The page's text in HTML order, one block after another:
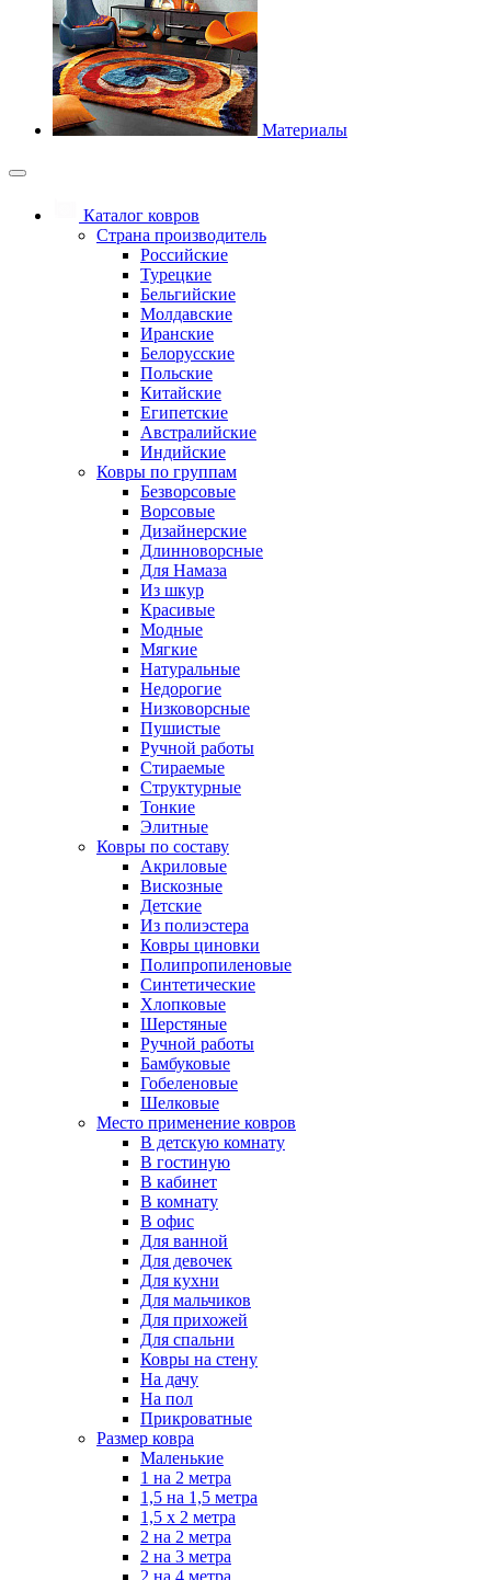
Материалы
Каталог ковров
Страна производитель
Российские
Турецкие
Бельгийские
Молдавские
Иранские
Белорусские
Польские
Китайские
Египетские
Австралийские
Индийские
Ковры по группам
Безворсовые
Ворсовые
Дизайнерские
Длинноворсные
Для Намаза
Из шкур
Красивые
Модные
Мягкие
Натуральные
Недорогие
Низковорсные
Пушистые
Ручной работы
Стираемые
Структурные
Тонкие
Элитные
Ковры по составу
Акриловые
Вискозные
Детские
Из полиэстера
Ковры циновки
Полипропиленовые
Синтетические
Хлопковые
Шерстяные
Ручной работы
Бамбуковые
Гобеленовые
Шелковые
Место применение ковров
В детскую комнату
В гостиную
В кабинет
В комнату
В офис
Для ванной
Для девочек
Для кухни
Для мальчиков
Для прихожей
Для спальни
Ковры на стену
На дачу
На пол
Прикроватные
Размер ковра
Маленькие
1 на 2 метра
1,5 на 1,5 метра
1,5 х 2 метра
2 на 2 метра
2 на 3 метра
2 на 4 метра